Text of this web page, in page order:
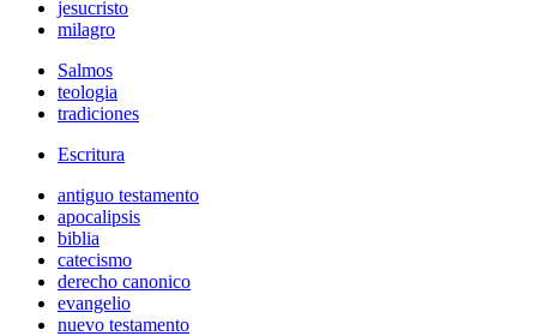
jesucristo
milagro
Salmos
teologia
tradiciones
Escritura
antiguo testamento
apocalipsis
biblia
catecismo
derecho canonico
evangelio
nuevo testamento